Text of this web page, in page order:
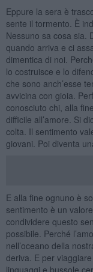
Eppure la sera è
sente il tormento. È
Nessuno sa cosa sia.
quando arriva e ci
dimentica di noi.
lo costruisce e lo
che sono anch’esse
avvicina con gioia.
conosciuto chi, alla
difficile all’amore. Si
colta. Il sentimento
giovani. Poi diventa
E alla fine ognuno è
sentimento è un
condividere questo
possibile. Perché
nell’oceano della
deriva. E per
linguaggi e bussole